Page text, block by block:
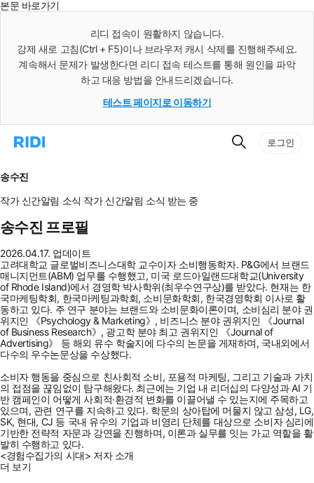
본문 바로가기
리디 접속이 원활하지 않습니다.
강제 새로 고침(Ctrl + F5)이나 브라우저 캐시 삭제를 진행해주세요.
계속해서 문제가 발생한다면 리디 접속 테스트를 통해 원인을 파악
하고 대응 방법을 안내드리겠습니다.
테스트 페이지로 이동하기
리
으
로
이
동
검
로그인
송수진
작가 신간알림 소식 작가 신간알림 소식 받는 중
송수진 프로필
2026.04.17. 업데이트
고려대학교 글로벌비즈니스대학 교수이자 소비행동학자. P&G에서 브랜드
매니지먼트(ABM) 업무를 수행했고, 미국 로드아일랜드대학교(University
of Rhode Island)에서 경영학 박사학위(최우수연구상)를 받았다. 현재는 한
국마케팅학회, 한국마케팅과학회, 소비문화학회, 한국경영학회 이사로 활
동하고 있다. 주 연구 분야는 브랜드와 소비문화이론이며, 소비심리 분야 권
위지인 《Psychology & Marketing》, 비즈니스 분야 권위지인 《Journal
of Business Research》, 광고학 분야 최고 권위지인 《Journal of
Advertising》 등 해외 유수 학술지에 다수의 논문을 게재하며, 국내외에서
다수의 우수논문상을 수상했다.
소비자 행동을 중심으로 친사회적 소비, 포용적 마케팅, 그리고 기술과 가치
의 접점을 끊임없이 탐구해왔다. 최근에는 기업 내 리더십의 다양성과 AI 기
반 캠페인이 어떻게 사회적·환경적 변화를 이끌어낼 수 있는지에 주목하고
있으며, 관련 연구를 지속하고 있다. 학문의 상아탑에 머물지 않고 삼성, LG,
SK, 현대, CJ 등 국내 유수의 기업과 비영리 단체를 대상으로 소비자 심리에
기반한 전략적 자문과 강연을 진행하며, 이론과 실무를 잇는 가교 역할을 활
발히 수행하고 있다.
<경험수집가의 시대> 저자 소개
더 보기